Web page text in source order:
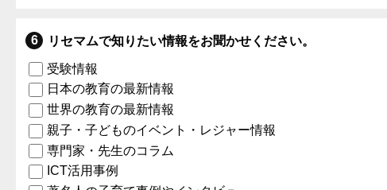
リセマムで知りたい情報をお聞かせください。
受験情報
日本の教育の最新情報
世界の教育の最新情報
親子・子どものイベント・レジャー情報
専門家・先生のコラム
ICT活用事例